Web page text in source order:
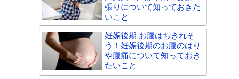
張りについて知っておきた
いこと
妊娠後期 お腹はちきれそ
う！妊娠後期のお腹のはり
や腹痛について知っておき
たいこと